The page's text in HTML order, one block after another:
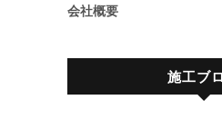
会社概要
施工ブ